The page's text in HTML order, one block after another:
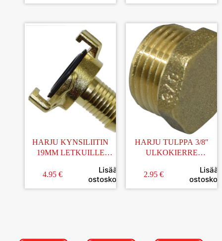
HARJU KYNSILIITIN
19MM LETKUILLE
4.95 €
Lisää
ostoskoriin
HARJU TULPPA 3/8″
ULKOKIERRE
2.95 €
Lisää